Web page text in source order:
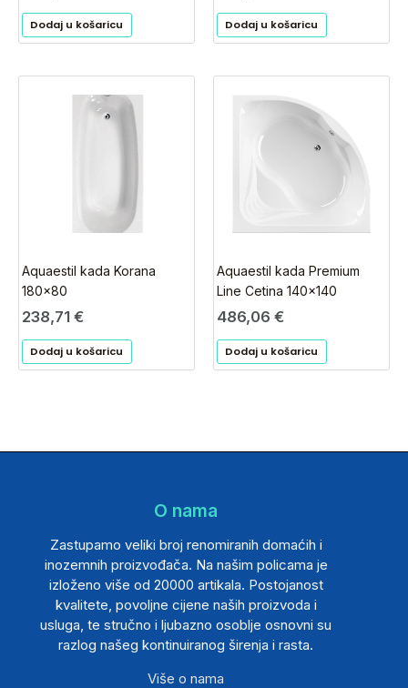
Dodaj u košaricu Dodaj u košaricu
Aquaestil kada Korana
180×80
238,71 €
Dodaj u košaricu
Aquaestil kada Premium
Line Cetina 140×140
486,06 €
Dodaj u košaricu
O nama
Zastupamo veliki broj renomiranih domaćih i
inozemnih proizvođača. Na našim policama je
izloženo više od 20000 artikala. Postojanost
kvalitete, povoljne cijene naših proizvoda i
usluga, te stručno i ljubazno osoblje osnovni su
razlog našeg kontinuiranog širenja i rasta.
Više o nama